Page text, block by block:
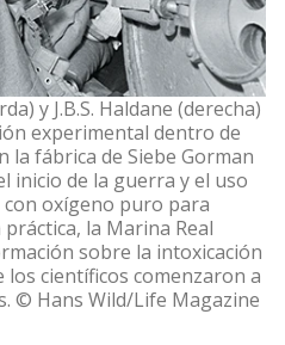
y J.B.S. Haldane (derecha)
experimental dentro de
la fábrica de Siebe Gorman
inicio de la guerra y el uso
oxígeno puro para
la Marina Real
sobre la intoxicación
científicos comenzaron a
© Hans Wild/Life Magazine